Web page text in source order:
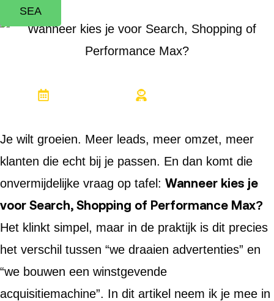
SEA
Je wilt groeien. Meer leads, meer omzet, meer
klanten die echt bij je passen. En dan komt die
onvermijdelijke vraag op tafel: Wanneer kies je
voor Search, Shopping of Performance Max?
Het klinkt simpel, maar in de praktijk is dit precies
het verschil tussen “we draaien advertenties” en
“we bouwen een winstgevende
acquisitiemachine”. In dit artikel neem ik je mee in